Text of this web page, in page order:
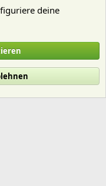
und Impressum
deine